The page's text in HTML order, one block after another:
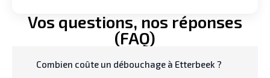
Vos questions, nos réponses
(FAQ)
Combien coûte un débouchage à Etterbeek ?